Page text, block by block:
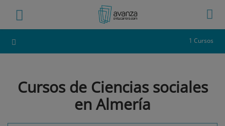
1 Cursos
Cursos de Ciencias sociales
en Almería